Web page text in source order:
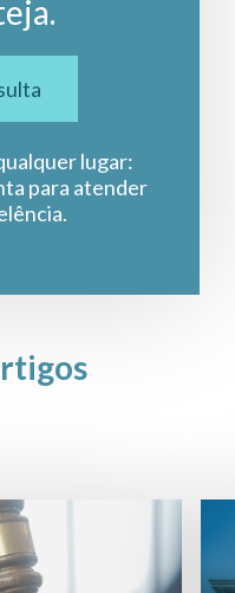
lugar:
para atender